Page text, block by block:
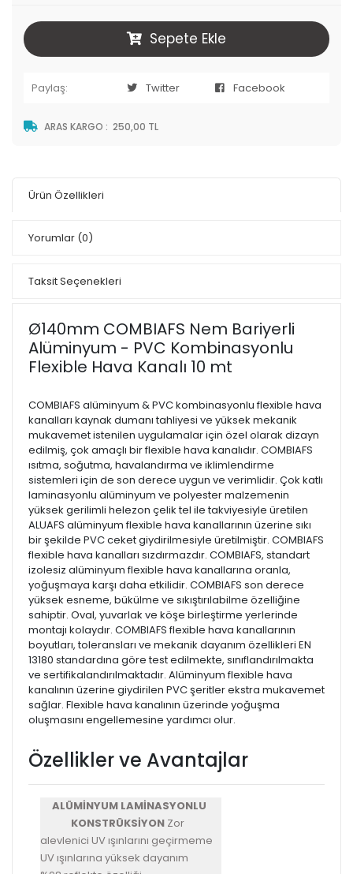
Sepete Ekle
Paylaş: Twitter Facebook
ARAS KARGO : 250,00 TL
Ürün Özellikleri
Yorumlar (0)
Taksit Seçenekleri
Ø140mm COMBIAFS Nem Bariyerli
Alüminyum - PVC Kombinasyonlu
Flexible Hava Kanalı 10 mt
COMBIAFS alüminyum & PVC kombinasyonlu flexible hava
kanalları kaynak dumanı tahliyesi ve yüksek mekanik
mukavemet istenilen uygulamalar için özel olarak dizayn
edilmiş, çok amaçlı bir flexible hava kanalıdır. COMBIAFS
ısıtma, soğutma, havalandırma ve iklimlendirme
sistemleri için de son derece uygun ve verimlidir. Çok katlı
laminasyonlu alüminyum ve polyester malzemenin
yüksek gerilimli helezon çelik tel ile takviyesiyle üretilen
ALUAFS alüminyum flexible hava kanallarının üzerine sıkı
bir şekilde PVC ceket giydirilmesiyle üretilmiştir. COMBIAFS
flexible hava kanalları sızdırmazdır. COMBIAFS, standart
izolesiz alüminyum flexible hava kanallarına oranla,
yoğuşmaya karşı daha etkilidir. COMBIAFS son derece
yüksek esneme, bükülme ve sıkıştırılabilme özelliğine
sahiptir. Oval, yuvarlak ve köşe birleştirme yerlerinde
montajı kolaydır. COMBIAFS flexible hava kanallarının
boyutları, toleransları ve mekanik dayanım özellikleri EN
13180 standardına göre test edilmekte, sınıflandırılmakta
ve sertifikalandırılmaktadır. Alüminyum flexible hava
kanalının üzerine giydirilen PVC şeritler ekstra mukavemet
sağlar. Flexible hava kanalının üzerinde yoğuşma
oluşmasını engellemesine yardımcı olur.
Özellikler ve Avantajlar
ALÜMİNYUM LAMİNASYONLU
KONSTRÜKSİYON Zor
alevlenici UV ışınlarını geçirmeme
UV ışınlarına yüksek dayanım